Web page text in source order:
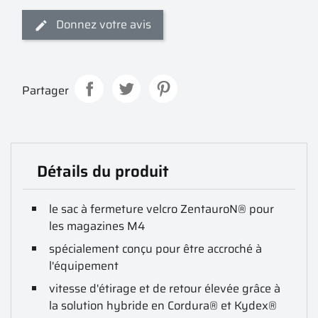
Donnez votre avis
Partager
Détails du produit
le sac à fermeture velcro ZentauroN® pour
les magazines M4
spécialement conçu pour être accroché à
l'équipement
vitesse d'étirage et de retour élevée grâce à
la solution hybride en Cordura® et Kydex®